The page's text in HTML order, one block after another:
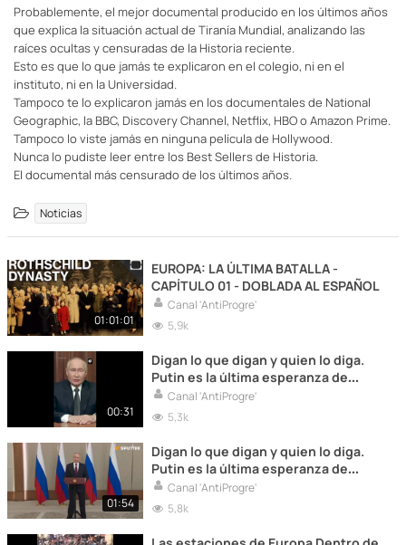
Probablemente, el mejor documental producido en los últimos años
que explica la situación actual de Tiranía Mundial, analizando las
raíces ocultas y censuradas de la Historia reciente.
Esto es que lo que jamás te explicaron en el colegio, ni en el
instituto, ni en la Universidad.
Tampoco te lo explicaron jamás en los documentales de National
Geographic, la BBC, Discovery Channel, Netflix, HBO o Amazon Prime.
Tampoco lo viste jamás en ninguna película de Hollywood.
Nunca lo pudiste leer entre los Best Sellers de Historia.
El documental más censurado de los últimos años.
Noticias
01:01:01
EUROPA: LA ÚLTIMA BATALLA -
CAPÍTULO 01 - DOBLADA AL ESPAÑOL
Canal 'AntiProgre'
5,9k
00:31
Digan lo que digan y quien lo diga.
Putin es la última esperanza de
Europa.
Canal 'AntiProgre'
5,3k
01:54
Digan lo que digan y quien lo diga.
Putin es la última esperanza de
Europa.
Canal 'AntiProgre'
5,8k